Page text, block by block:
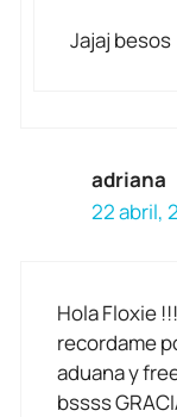
Jajaj besos
adriana
22 abril,
Hola Floxie
recordame
aduana y
bssss